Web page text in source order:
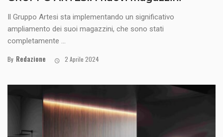
Il Gruppo Artesi sta implementando un significativo
ampliamento dei suoi magazzini, che sono stati
completamente ...
By Redazione 2 Aprile 2024